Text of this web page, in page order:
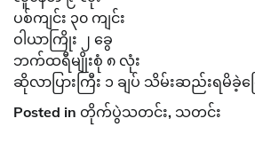
ပစ်ကျင်း ၃၀ ကျင်း
ဝါယာကြိုး ၂ ခွေ
ဘက်ထရီမျိုးစုံ ၈ လုံး
ဆိုလာပြားကြီး ၁ ချပ် သိမ်းဆည်းရမိခဲ့
Posted in တိုက်ပွဲသတင်း, သတင်း